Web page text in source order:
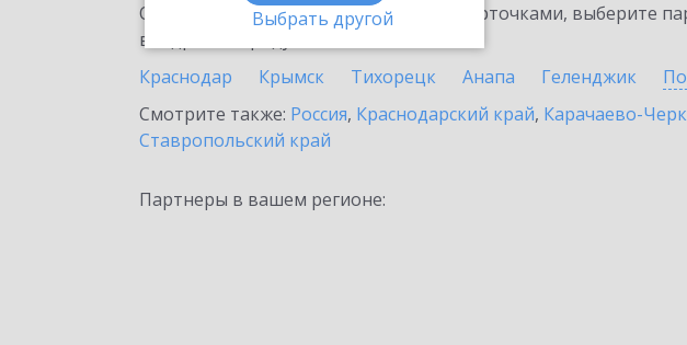
Выбрать другой
Ознакомьтесь с информационными карточками, выберите
внедрение продукта.
Краснодар
Крымск Тихорецк Анапа Геленджик
Смотрите также: Россия, Краснодарский край, Карачаево-
Ставропольский край
Партнеры в вашем регионе: